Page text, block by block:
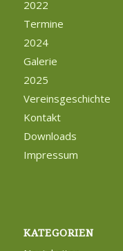
2022
Termine
2024
Galerie
2025
Vereinsgeschichte
Kontakt
Downloads
Impressum
KATEGORIEN